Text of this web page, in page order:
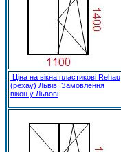
Ціна на вікна пластикові Rehau
(рехау) Львів. Замовлення
вікон у Львові